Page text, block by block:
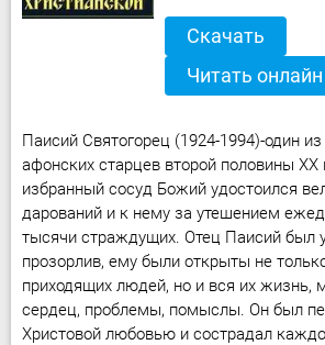
Скачать
Читать онлайн
Паисий Святогорец (1924-1994)-один
афонских старцев второй половины XX
избранный сосуд Божий удостоился
дарований и к нему за утешением
тысячи страждущих. Отец Паисий был
прозорлив, ему были открыты не
приходящих людей, но и вся их жизнь,
сердец, проблемы, помыслы. Он был
Христовой любовью и сострадал